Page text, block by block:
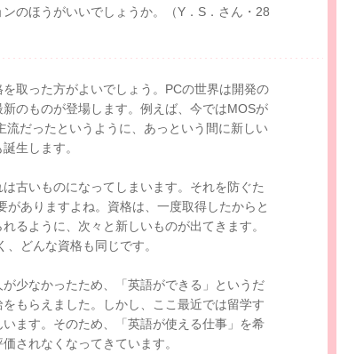
のほうがいいでしょうか。
（Y．S．さん・28
取った方がよいでしょう。PCの世界は開発の
のものが登場します。例えば、今ではMOSが
だったというように、あっという間に新しい
生します。
古いものになってしまいます。それを防ぐた
ありますよね。資格は、一度取得したからと
るように、次々と新しいものが出てきます。
どんな資格も同じです。
少なかったため、「英語ができる」というだ
もらえました。しかし、ここ最近では留学す
ます。そのため、「英語が使える仕事」を希
されなくなってきています。